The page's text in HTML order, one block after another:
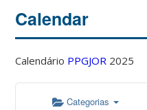
Calendar
Calendário PPGJOR 2025
Categorias